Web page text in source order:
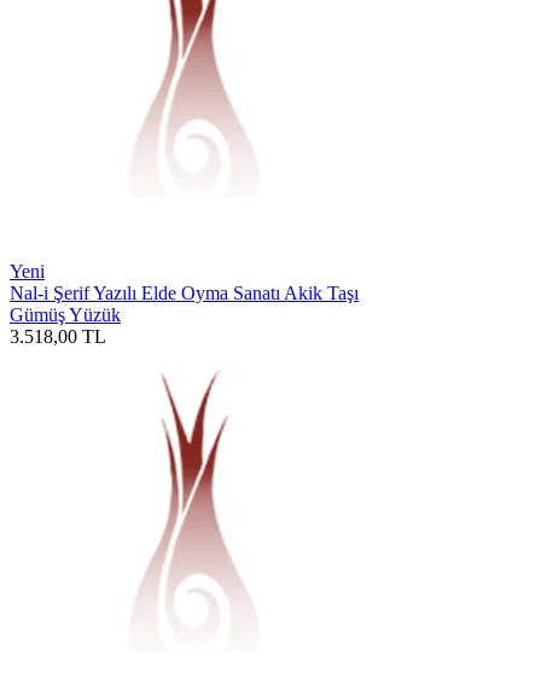
Yeni
Nal-i Şerif Yazılı Elde Oyma Sanatı Akik Taşı
Gümüş Yüzük
3.518,00 TL